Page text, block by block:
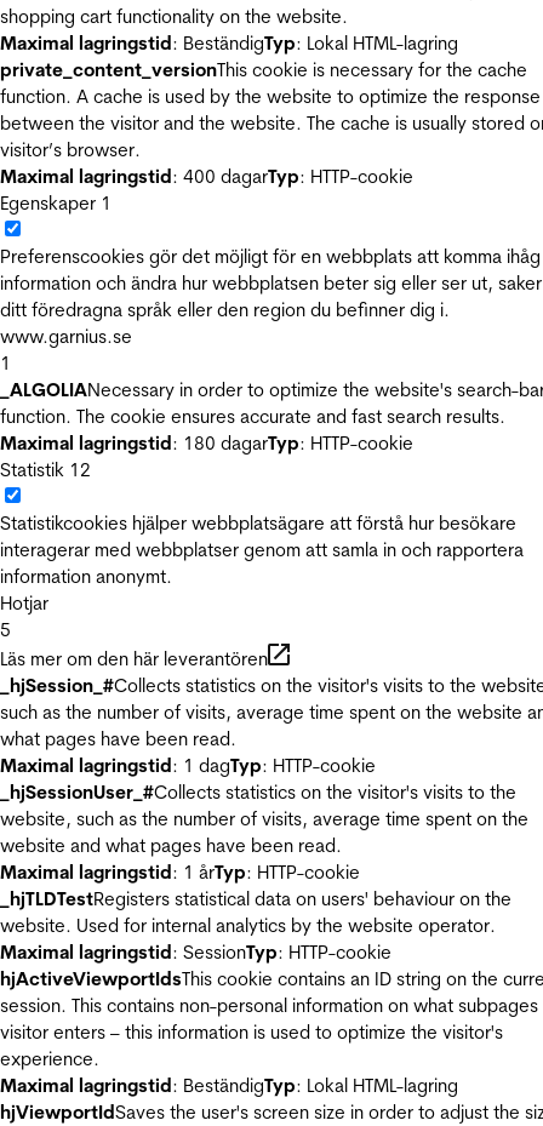
shopping cart functionality on the website.
Maximal lagringstid: BeständigTyp: Lokal HTML-lagring
private_content_versionThis cookie is necessary for the cache
function. A cache is used by the website to optimize the
between the visitor and the website. The cache is usually stored
visitor’s browser.
Maximal lagringstid: 400 dagarTyp: HTTP-cookie
Egenskaper 1
Preferenscookies gör det möjligt för en webbplats att komma ihåg
information och ändra hur webbplatsen beter sig eller ser ut,
ditt föredragna språk eller den region du befinner dig i.
www.garnius.se
1
_ALGOLIANecessary in order to optimize the website's search-
function. The cookie ensures accurate and fast search results.
Maximal lagringstid: 180 dagarTyp: HTTP-cookie
Statistik 12
Statistikcookies hjälper webbplatsägare att förstå hur besökare
interagerar med webbplatser genom att samla in och rapportera
information anonymt.
Hotjar
5
Läs mer om den här leverantören
_hjSession_#Collects statistics on the visitor's visits to the
such as the number of visits, average time spent on the website
what pages have been read.
Maximal lagringstid: 1 dagTyp: HTTP-cookie
_hjSessionUser_#Collects statistics on the visitor's visits to the
website, such as the number of visits, average time spent on the
website and what pages have been read.
Maximal lagringstid: 1 årTyp: HTTP-cookie
_hjTLDTestRegisters statistical data on users' behaviour on the
website. Used for internal analytics by the website operator.
Maximal lagringstid: SessionTyp: HTTP-cookie
hjActiveViewportIdsThis cookie contains an ID string on the
session. This contains non-personal information on what
visitor enters – this information is used to optimize the visitor's
experience.
Maximal lagringstid: BeständigTyp: Lokal HTML-lagring
hjViewportIdSaves the user's screen size in order to adjust the